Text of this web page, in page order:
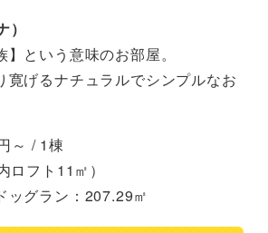
という意味のお部屋。
寛げるナチュラルでシンプルなお
～ / 1棟
ロフト11㎡）
ッグラン：207.29㎡